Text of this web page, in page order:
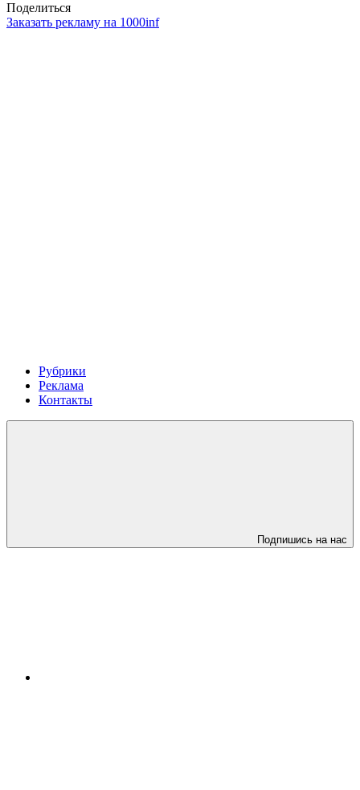
Поделиться
Заказать рекламу на 1000inf
Рубрики
Реклама
Контакты
Подпишись на нас